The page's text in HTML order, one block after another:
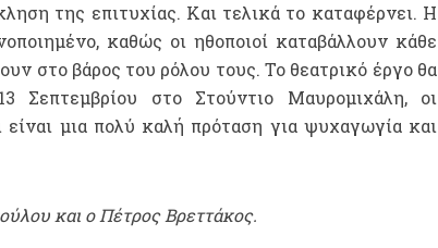
της επιτυχίας. Και τελικά το καταφέρνει. Η
καθώς οι ηθοποιοί καταβάλλουν κάθε
στο βάρος του ρόλου τους. Το θεατρικό έργο θα
Σεπτεμβρίου στο Στούντιο Μαυρομιχάλη, οι
είναι μια πολύ καλή πρόταση για ψυχαγωγία και
και ο Πέτρος Βρεττάκος.